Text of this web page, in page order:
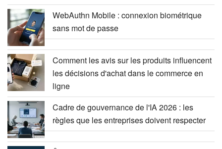
WebAuthn Mobile : connexion biométrique
sans mot de passe
Comment les avis sur les produits influencent
les décisions d'achat dans le commerce en
ligne
Cadre de gouvernance de l'IA 2026 : les
règles que les entreprises doivent respecter